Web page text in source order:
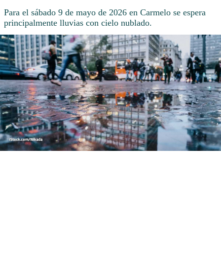
Para el sábado 9 de mayo de 2026 en Carmelo se espera
principalmente lluvias con cielo nublado.